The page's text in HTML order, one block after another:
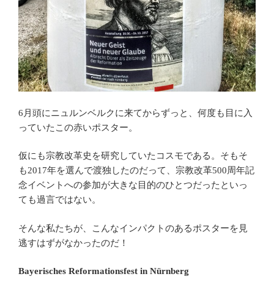
6月頭にニュルンベルクに来てからずっと、何度も目に入
っていたこの赤いポスター。
仮にも宗教改革史を研究していたコスモである。そもそ
も2017年を選んで渡独したのだって、宗教改革500周年記
念イベントへの参加が大きな目的のひとつだったといっ
ても過言ではない。
そんな私たちが、こんなインパクトのあるポスターを見
逃すはずがなかったのだ！
Bayerisches Reformationsfest in Nürnberg